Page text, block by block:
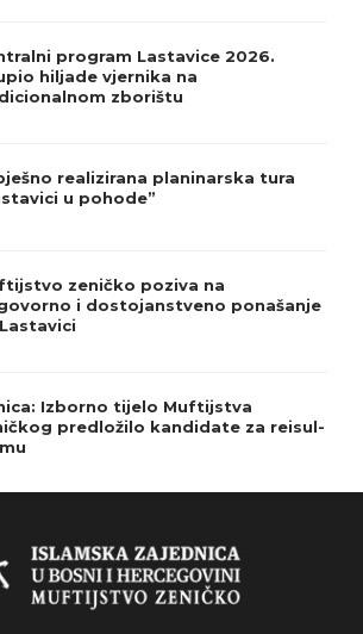
program Lastavice 2026.
hiljade vjernika na
zborištu
realizirana planinarska tura
u pohode”
zeničko poziva na
i dostojanstveno ponašanje
Izborno tijelo Muftijstva
predložilo kandidate za reisul-